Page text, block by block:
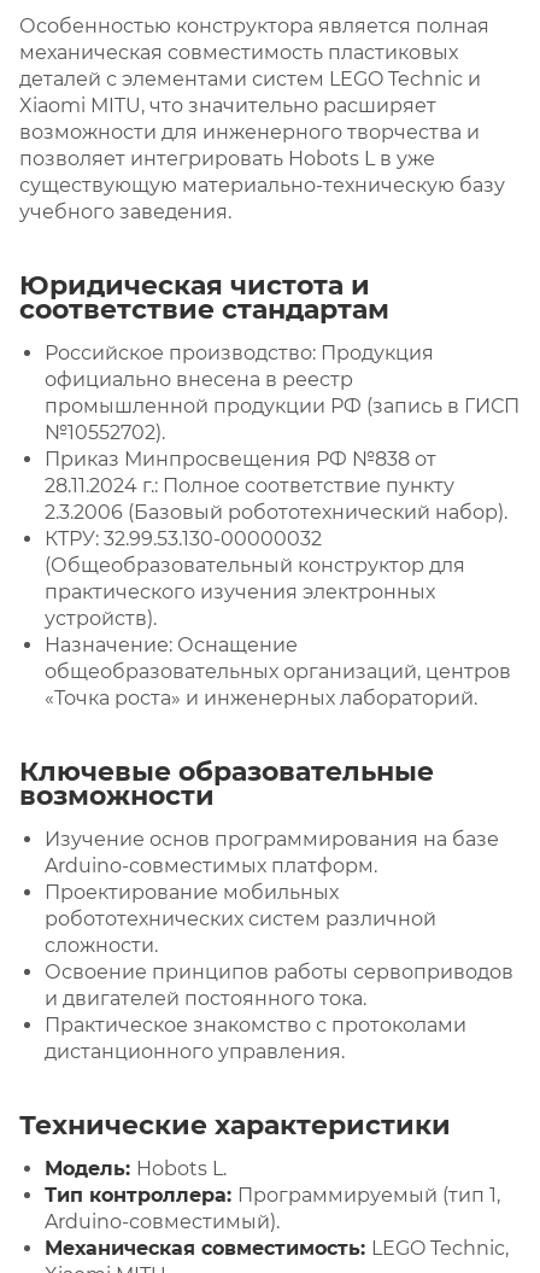
Особенностью конструктора является полная
механическая совместимость пластиковых
деталей с элементами систем LEGO Technic и
Xiaomi MITU, что значительно расширяет
возможности для инженерного творчества и
позволяет интегрировать Hobots L в уже
существующую материально-техническую базу
учебного заведения.
Юридическая чистота и
соответствие стандартам
Российское производство: Продукция
официально внесена в реестр
промышленной продукции РФ (запись в ГИСП
№10552702).
Приказ Минпросвещения РФ №838 от
28.11.2024 г.: Полное соответствие пункту
2.3.2006 (Базовый робототехнический набор).
КТРУ: 32.99.53.130-00000032
(Общеобразовательный конструктор для
практического изучения электронных
устройств).
Назначение: Оснащение
общеобразовательных организаций, центров
«Точка роста» и инженерных лабораторий.
Ключевые образовательные
возможности
Изучение основ программирования на базе
Arduino-совместимых платформ.
Проектирование мобильных
робототехнических систем различной
сложности.
Освоение принципов работы сервоприводов
и двигателей постоянного тока.
Практическое знакомство с протоколами
дистанционного управления.
Технические характеристики
Модель: Hobots L.
Тип контроллера: Программируемый (тип 1,
Arduino-совместимый).
Механическая совместимость: LEGO Technic,